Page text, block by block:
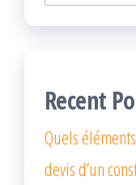
Recent
Quels
devis d’un